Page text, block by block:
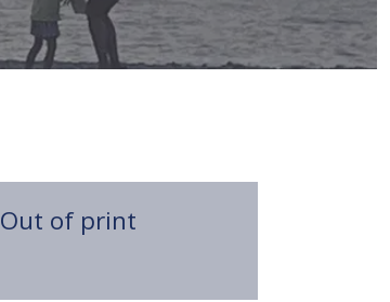
Out of print